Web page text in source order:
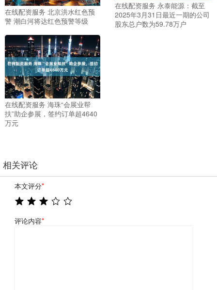
在线配资服务 北京洪水红色预
警 潮白河将达红色预警等级
在线配资服务 永泰能源：截至
2025年3月31日最近一期的公司
股东总户数为59.78万户
在线配资服务 海珠“会展业帮
扶”助企参展，签约订单超4640
万元
相关评论
本文评分*
评论内容*